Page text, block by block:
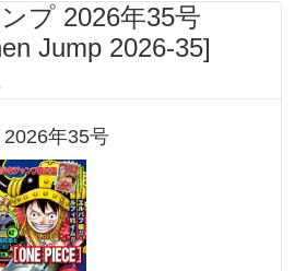
プ 2026年35号
Jump 2026-35]
年35号